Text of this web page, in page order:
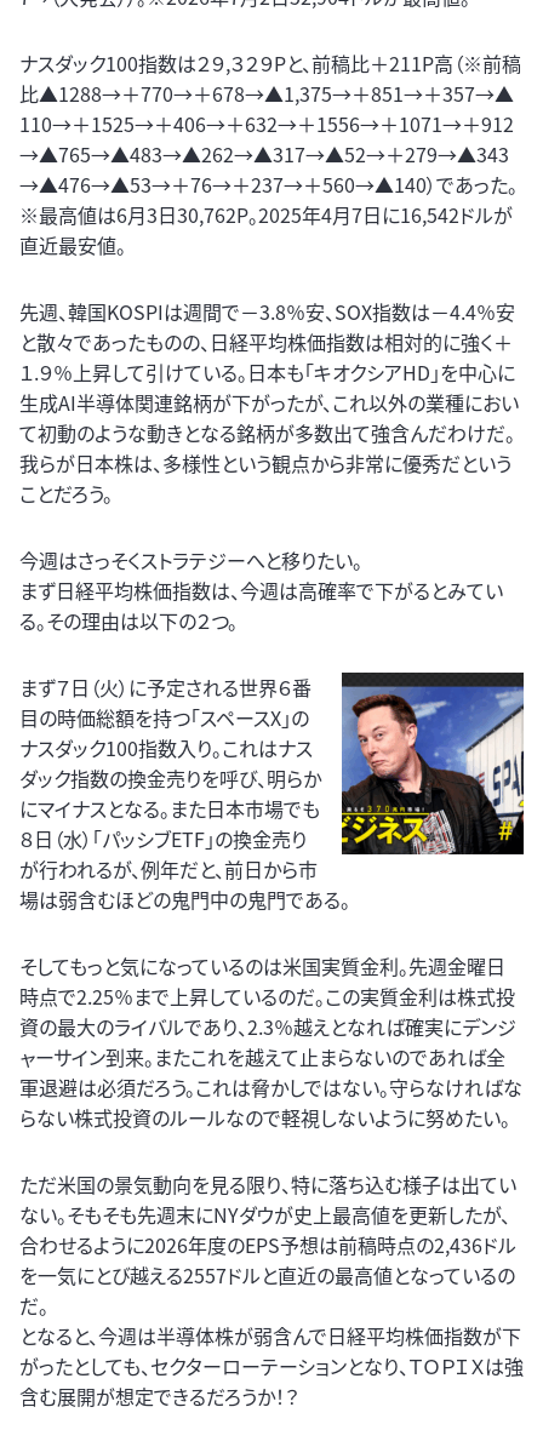
ナスダック100指数は２９,３２９Pと、前稿比＋211P高（※前稿
比▲1288→＋770→＋678→▲1,375→＋851→＋357→▲
110→＋1525→＋406→＋632→＋1556→＋1071→＋912
→▲765→▲483→▲262→▲317→▲52→＋279→▲343
→▲476→▲53→＋76→＋237→＋560→▲140）であった。
※最高値は6月3日30,762P。2025年4月7日に16,542ドルが
直近最安値。
先週、韓国KOSPIは週間で－3.8％安、SOX指数は－4.4％安
と散々であったものの、日経平均株価指数は相対的に強く＋
１.９％上昇して引けている。日本も「キオクシアHD」を中心に
生成AI半導体関連銘柄が下がったが、これ以外の業種におい
て初動のような動きとなる銘柄が多数出て強含んだわけだ。
我らが日本株は、多様性という観点から非常に優秀だという
ことだろう。
今週はさっそくストラテジーへと移りたい。
まず日経平均株価指数は、今週は高確率で下がるとみてい
る。その理由は以下の２つ。
まず７日（火）に予定される世界６番
目の時価総額を持つ「スペースX」の
ナスダック100指数入り。これはナス
ダック指数の換金売りを呼び、明らか
にマイナスとなる。また日本市場でも
８日（水）「パッシブETF」の換金売り
が行われるが、例年だと、前日から市
場は弱含むほどの鬼門中の鬼門である。
そしてもっと気になっているのは米国実質金利。先週金曜日
時点で2.25％まで上昇しているのだ。この実質金利は株式投
資の最大のライバルであり、2.3％越えとなれば確実にデンジ
ャーサイン到来。またこれを越えて止まらないのであれば全
軍退避は必須だろう。これは脅かしではない。守らなければな
らない株式投資のルールなので軽視しないように努めたい。
ただ米国の景気動向を見る限り、特に落ち込む様子は出てい
ない。そもそも先週末にNYダウが史上最高値を更新したが、
合わせるように2026年度のEPS予想は前稿時点の2,436ドル
を一気にとび越える2557ドルと直近の最高値となっているの
だ。
となると、今週は半導体株が弱含んで日経平均株価指数が下
がったとしても、セクターローテーションとなり、ＴＯＰＩＸは強
含む展開が想定できるだろうか！？